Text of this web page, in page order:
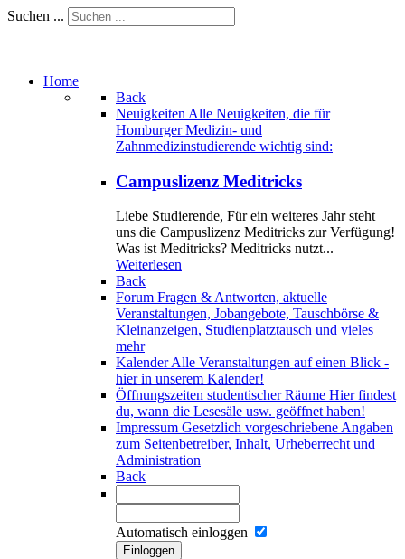
Suchen ...
Home
Back
Neuigkeiten Alle Neuigkeiten, die für
Homburger Medizin- und
Zahnmedizinstudierende wichtig sind:
Campuslizenz Meditricks
Liebe Studierende, Für ein weiteres Jahr steht
uns die Campuslizenz Meditricks zur Verfügung!
Was ist Meditricks? Meditricks nutzt...
Weiterlesen
Back
Forum Fragen & Antworten, aktuelle
Veranstaltungen, Jobangebote, Tauschbörse &
Kleinanzeigen, Studienplatztausch und vieles
mehr
KalenderAlle Veranstaltungen auf einen Blick -
hier in unserem Kalender!
Öffnungszeiten studentischer Räume Hier findest
du, wann die Lesesäle usw. geöffnet haben!
Impressum Gesetzlich vorgeschriebene Angaben
zum Seitenbetreiber, Inhalt, Urheberrecht und
Administration
Back
Automatisch einloggen
Einloggen